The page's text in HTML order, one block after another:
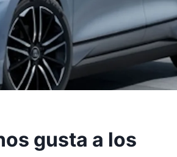
gusta a los